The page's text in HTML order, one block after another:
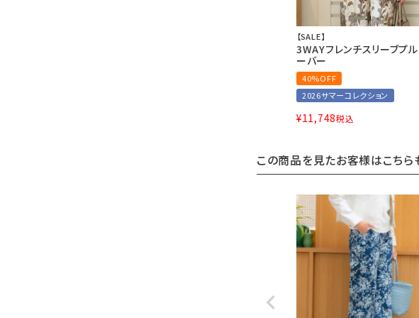
【SALE】
3WAYフレンチスリーブプ
ーバー
40%OFF
2026サマーコレクション
¥11,748税込
この商品を見たお客様はこちら